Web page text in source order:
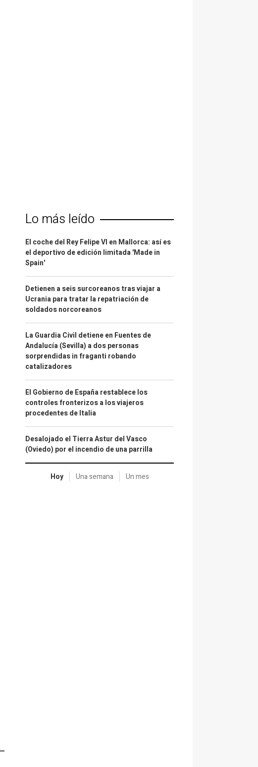
Lo más leído
El coche del Rey Felipe VI en Mallorca: así es
el deportivo de edición limitada 'Made in
Spain'
Detienen a seis surcoreanos tras viajar a
Ucrania para tratar la repatriación de
soldados norcoreanos
La Guardia Civil detiene en Fuentes de
Andalucía (Sevilla) a dos personas
sorprendidas in fraganti robando
catalizadores
El Gobierno de España restablece los
controles fronterizos a los viajeros
procedentes de Italia
Desalojado el Tierra Astur del Vasco
(Oviedo) por el incendio de una parrilla
Hoy Una semana Un mes